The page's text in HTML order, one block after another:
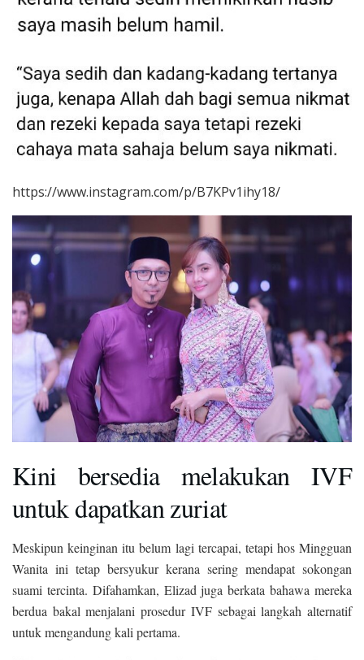
https://www.instagram.com/p/B7KPv1ihy18/
Kini bersedia melakukan IVF
untuk dapatkan zuriat
Meskipun keinginan itu belum lagi tercapai, tetapi hos Mingguan
Wanita ini tetap bersyukur kerana sering mendapat sokongan
suami tercinta. Difahamkan, Elizad juga berkata bahawa mereka
berdua bakal menjalani prosedur IVF sebagai langkah alternatif
untuk mengandung kali pertama.